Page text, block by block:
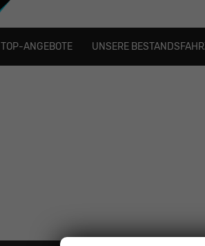
TOP-ANGEBOTE UNSERE